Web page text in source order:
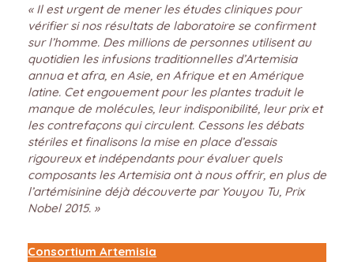
« Il est urgent de mener les études cliniques pour
vérifier si nos résultats de laboratoire se confirment
sur l’homme. Des millions de personnes utilisent au
quotidien les infusions traditionnelles d’Artemisia
annua et afra, en Asie, en Afrique et en Amérique
latine. Cet engouement pour les plantes traduit le
manque de molécules, leur indisponibilité, leur prix et
les contrefaçons qui circulent. Cessons les débats
stériles et finalisons la mise en place d’essais
rigoureux et indépendants pour évaluer quels
composants les Artemisia ont à nous offrir, en plus de
l’artémisinine déjà découverte par Youyou Tu, Prix
Nobel 2015. »
Consortium Artemisia